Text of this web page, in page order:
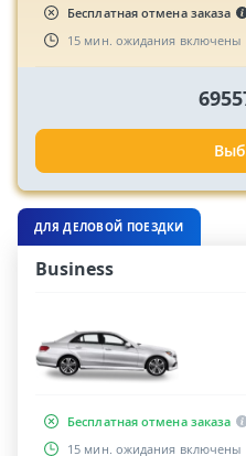
Бесплатная отмена заказа
15 мин. ожидания включены
ДЛЯ ДЕЛОВОЙ ПОЕЗДКИ
Business
Бесплатная отмена заказа
15 мин. ожидания включены